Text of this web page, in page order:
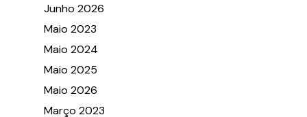
Junho 2026
Maio 2023
Maio 2024
Maio 2025
Maio 2026
Março 2023